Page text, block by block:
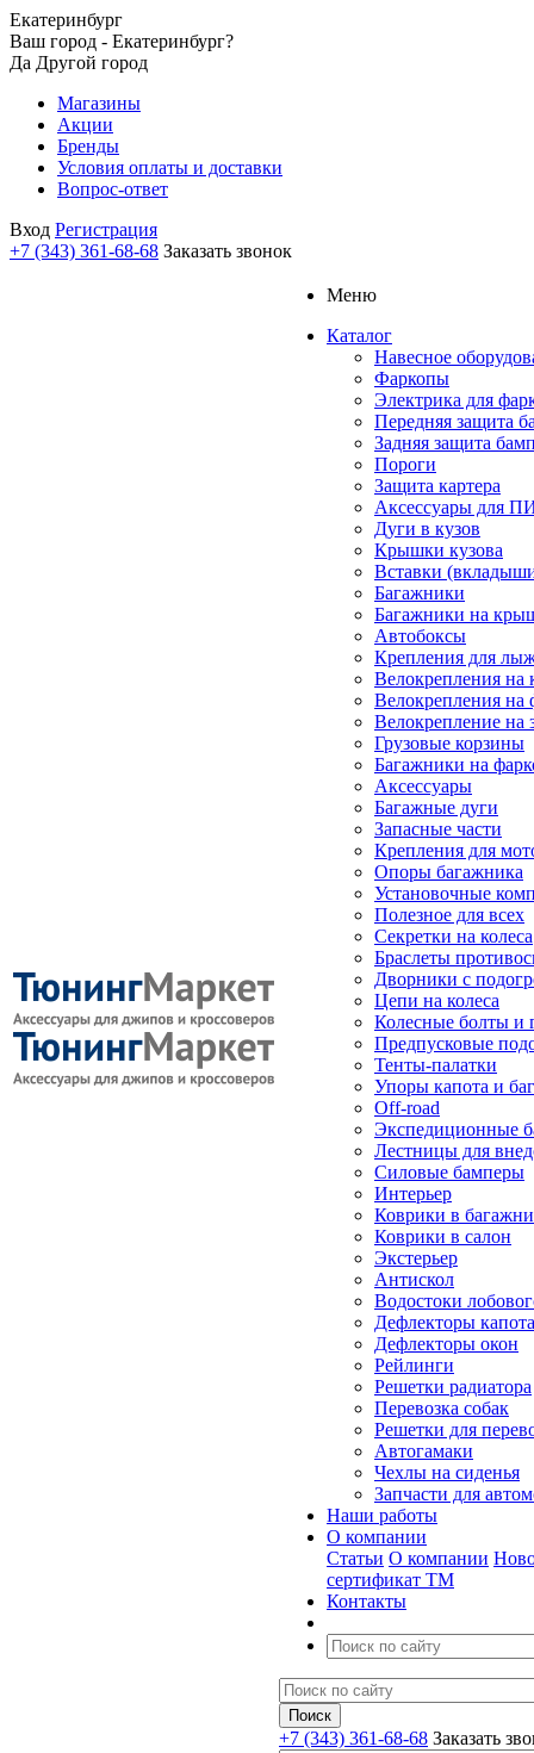
Екатеринбург
Ваш город - Екатеринбург?
Да Другой город
Магазины
Акции
Бренды
Условия оплаты и доставки
Вопрос-ответ
Вход Регистрация
+7 (343) 361-68-68 Заказать звонок
Меню
Каталог
Навесное
Фаркопы
Электрика для
Передняя защита
Задняя защита
Пороги
Защита картера
Аксессуары для
Дуги в кузов
Крышки кузова
Вставки
Багажники
Багажники на
Автобоксы
Крепления для
Велокрепления
Велокрепления на
Велокрепление на
Грузовые корзины
Багажники на
Аксессуары
Багажные дуги
Запасные части
Крепления для
Опоры багажника
Установочные
Полезное для всех
Секретки на колеса
Браслеты
Дворники с
Цепи на колеса
Колесные болты и
Предпусковые
Тенты-палатки
Упоры капота и
Off-road
Экспедиционные
Лестницы для
Силовые бамперы
Интерьер
Коврики в
Коврики в салон
Экстерьер
Антискол
Водостоки
Дефлекторы капота
Дефлекторы окон
Рейлинги
Решетки радиатора
Перевозка собак
Решетки для
Автогамаки
Чехлы на сиденья
Запчасти для
Наши работы
О компании
Статьи О компании
сертификат ТМ
Контакты
+7 (343) 361-68-68 Заказать